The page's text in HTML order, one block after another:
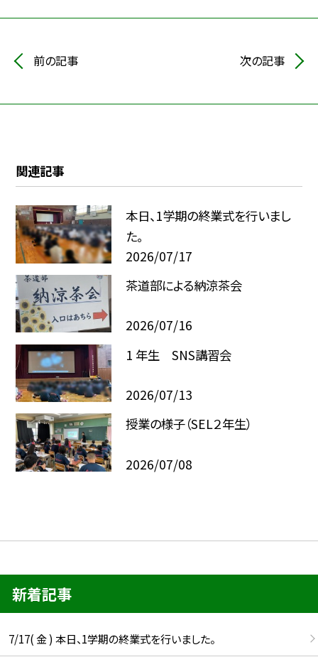
前の記事 次の記事
関連記事
本日、1学期の終業式を行いまし
た。
2026/07/17
茶道部による納涼茶会
2026/07/16
1 年生 SNS講習会
2026/07/13
授業の様子（SEL２年生）
2026/07/08
新着記事
7/17( 金 ) 本日、1学期の終業式を行いました。